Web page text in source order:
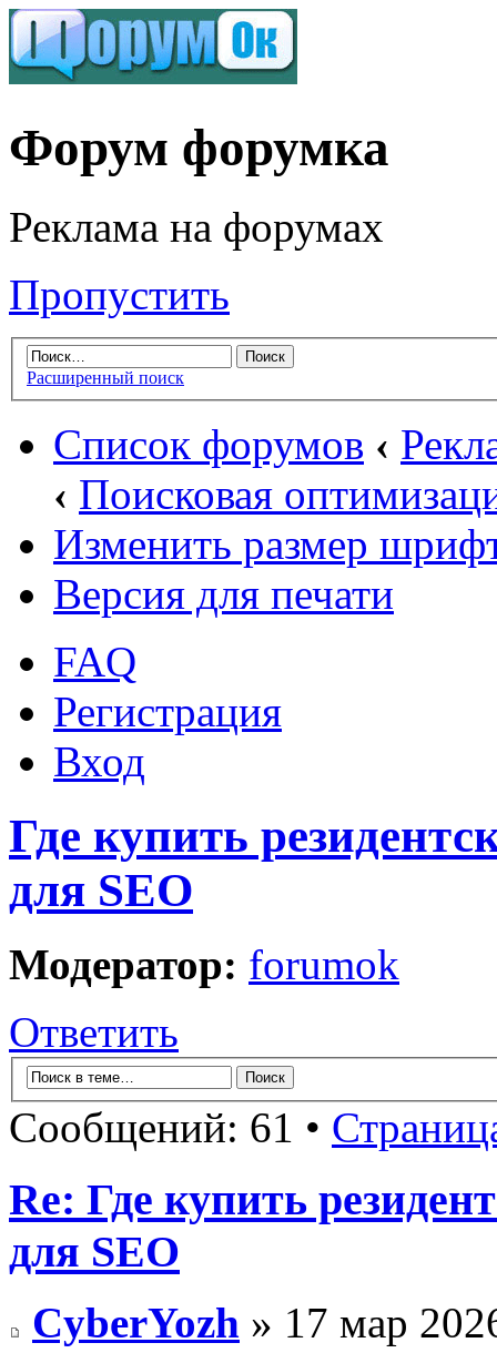
Форум форумка
Реклама на форумах
Пропустить
Расширенный поиск
Список форумов ‹
‹ Поисковая
Изменить размер
Версия для печати
FAQ
Регистрация
Вход
Где купить
для SEO
Модератор: forumok
Ответить
Сообщений: 61 •
Re: Где купить
для SEO
CyberYozh » 17 мар